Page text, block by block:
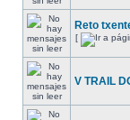
Reto
[
V TRAIL